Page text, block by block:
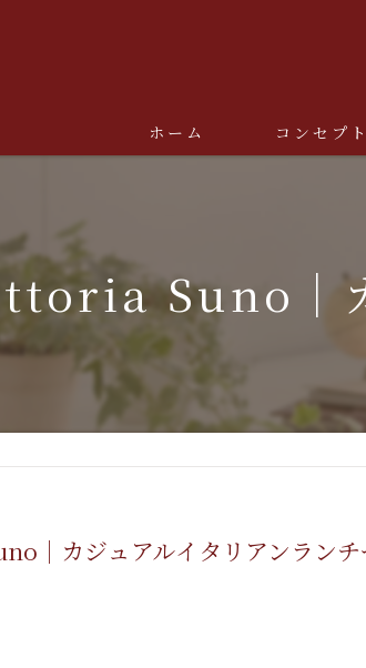
ホーム コンセプト
Suno｜
｜カジュアルイタリアンランチ